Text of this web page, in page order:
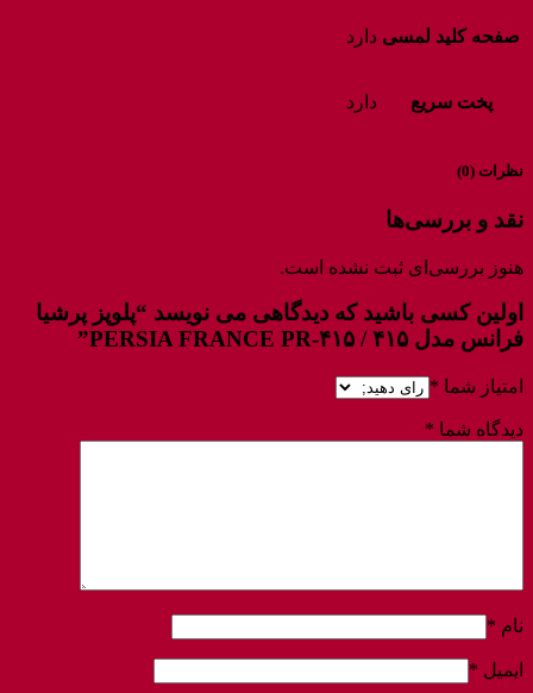
صفحه کلید لمسی دارد
پخت سریع دارد
نظرات (0)
نقد و بررسی‌ها
هنوز بررسی‌ای ثبت نشده است.
اولین کسی باشید که دیدگاهی می نویسد “پلوپز پرشیا
فرانس مدل ۴۱۵ / PERSIA FRANCE PR-۴۱۵”
امتیاز شما *
دیدگاه شما *
نام *
ایمیل *